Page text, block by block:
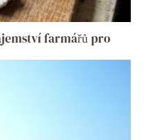
farmářů pro